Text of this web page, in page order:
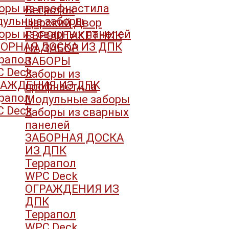
Вегасток
Царский Двор
ЕВРОШТАКЕТНИК
НА ЗАБОР
ЗАБОРЫ
Заборы из
профнастила
Модульные заборы
Заборы из сварных
панелей
ЗАБОРНАЯ ДОСКА
ИЗ ДПК
Террапол
WPC Deck
ОГРАЖДЕНИЯ ИЗ
ДПК
Террапол
из профнастила
заборы
из сварных панелей
ДОСКА ИЗ ДПК
Deck
ИЗ ДПК
Deck